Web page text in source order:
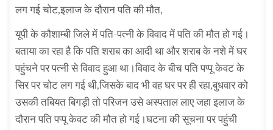
लग गई चोट,इलाज के दौरान पति की मौत,
यूपी के कौशाम्बी जिले में पति-पत्नी के विवाद में पति की मौत हो गई।
बताया का रहा है कि पति शराब का आदी था और शराब के नशे में घर
पहुंचने पर पत्नी से विवाद हुआ था।विवाद के बीच पति पप्पू केवट के
सिर पर चोट लग गई थी,जिसके बाद भी वह घर पर ही रहा,बुधवार को
उसकी तबियत बिगड़ी तो परिजन उसे अस्पताल लाए जहा इलाज के
दौरान पति पप्पू केवट की मौत हो गई।घटना की सूचना पर पहुंची